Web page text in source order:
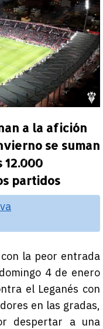
a la afición
se suman
12.000
partidos
la peor entrada
4 de enero
el Leganés con
en las gradas,
despertar a una